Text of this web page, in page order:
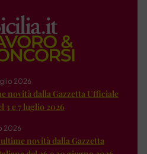
2026
novità dalla Gazzetta Ufficiale
3 e 7 luglio 2026
2026
novità dalla Gazzetta